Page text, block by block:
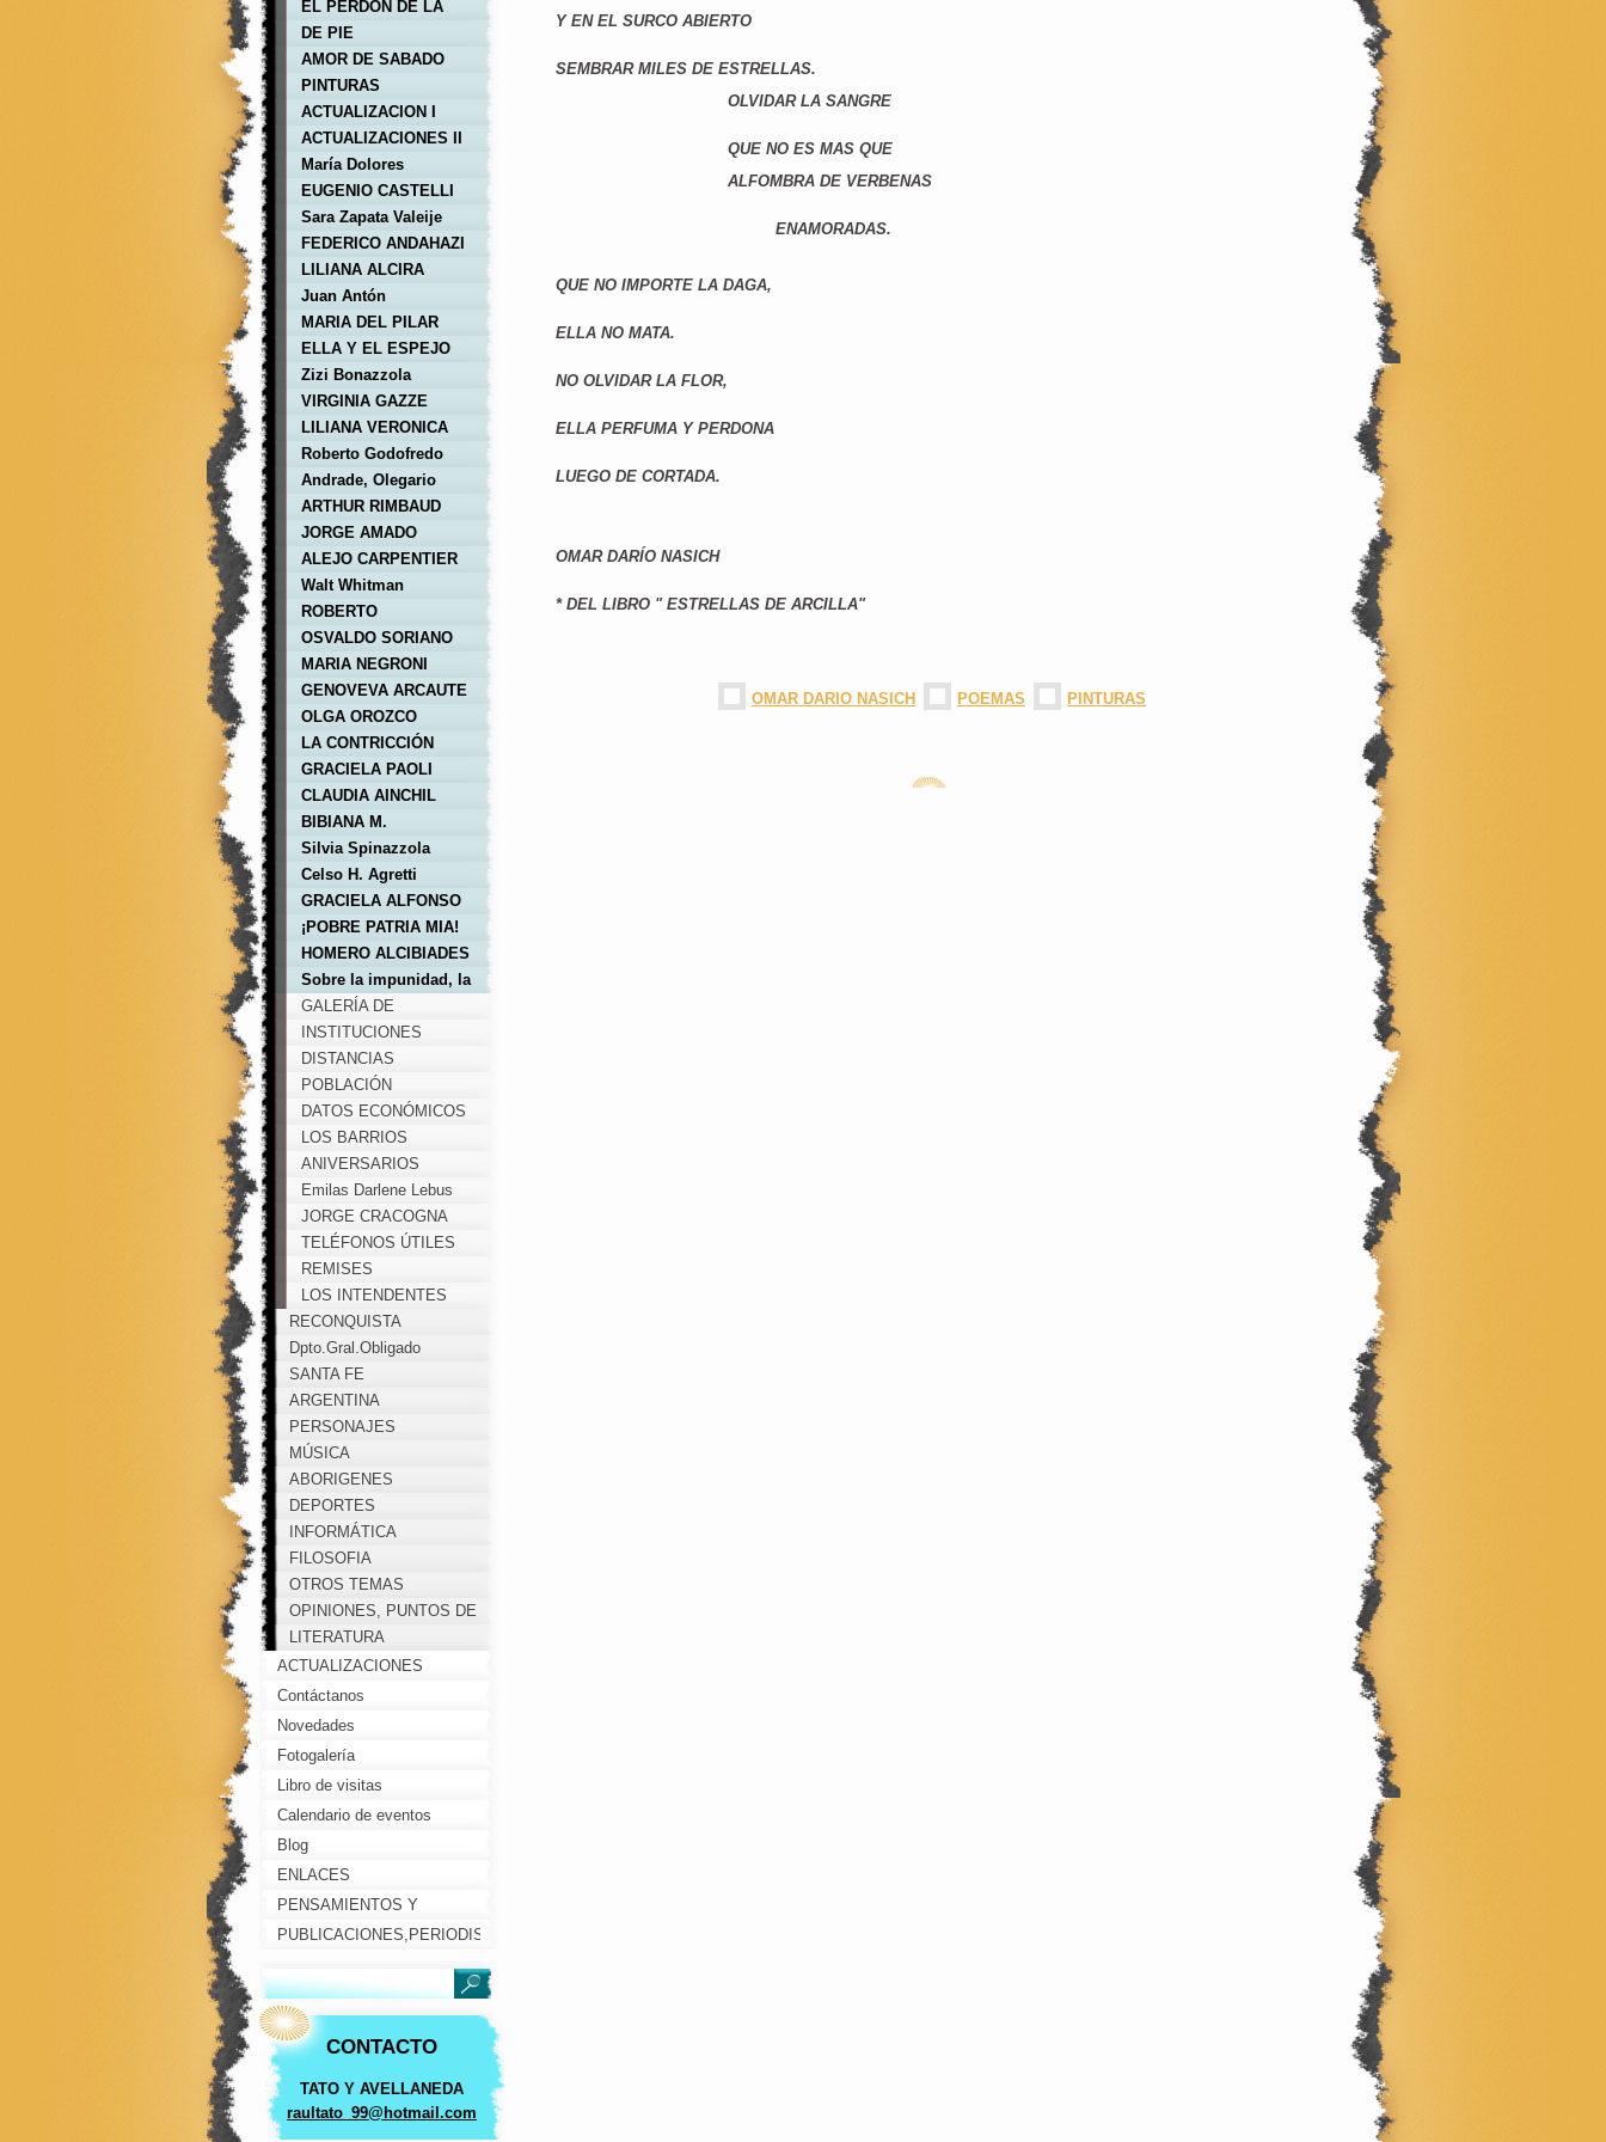
Y EN EL SURCO ABIERTO
SEMBRAR MILES DE ESTRELLAS.
OLVIDAR LA SANGRE
QUE NO ES MAS QUE
ALFOMBRA DE VERBENAS
ENAMORADAS.
QUE NO IMPORTE LA DAGA,
ELLA NO MATA.
NO OLVIDAR LA FLOR,
ELLA PERFUMA Y PERDONA
LUEGO DE CORTADA.
OMAR DARÍO NASICH
* DEL LIBRO " ESTRELLAS DE ARCILLA"
OMAR DARIO NASICH POEMAS PINTURAS
EL PERDON DE LA
FLORl
DE PIE
AMOR DE SABADO
PINTURAS
ACTUALIZACION I
ACTUALIZACIONES II
María Dolores
Foschiatti
EUGENIO CASTELLI
Sara Zapata Valeije
FEDERICO ANDAHAZI
LILIANA ALCIRA
GONZALEZ DE
ZAMBOSCHI
Juan Antón
MARIA DEL PILAR
LENCINA
ELLA Y EL ESPEJO
Zizi Bonazzola
VIRGINIA GAZZE
LILIANA VERONICA
SULLIVAN
Roberto Godofredo
Christophersen Arlt
Andrade, Olegario
Víctor
ARTHUR RIMBAUD
JORGE AMADO
ALEJO CARPENTIER
Walt Whitman
ROBERTO
FONTANARROSA
OSVALDO SORIANO
MARIA NEGRONI
GENOVEVA ARCAUTE
OLGA OROZCO
LA CONTRICCIÓN
GRACIELA PAOLI
CLAUDIA AINCHIL
BIBIANA M.
ALZOGARAY
Silvia Spinazzola
Celso H. Agretti
GRACIELA ALFONSO
¡POBRE PATRIA MIA!
HOMERO ALCIBIADES
RACETO
Sobre la impunidad, la
escritura y el amor
GALERÍA DE
IMÁGENES
INSTITUCIONES
DISTANCIAS
POBLACIÓN
DATOS ECONÓMICOS
LOS BARRIOS
ANIVERSARIOS
Emilas Darlene Lebus
JORGE CRACOGNA
TELÉFONOS ÚTILES
REMISES
LOS INTENDENTES
MUNICIPALES
RECONQUISTA
Dpto.Gral.Obligado
SANTA FE
ARGENTINA
PERSONAJES
MÚSICA
ABORIGENES
DEPORTES
INFORMÁTICA
FILOSOFIA
OTROS TEMAS
OPINIONES, PUNTOS DE
VISTA, COMENTARIOS...
LITERATURA
ACTUALIZACIONES
Contáctanos
Novedades
Fotogalería
Libro de visitas
Calendario de eventos
Blog
ENLACES
PENSAMIENTOS Y
REFLEXIONES
PUBLICACIONES,PERIODISTAS,
CONTACTO
TATO Y AVELLANEDA
raultato _99@hotmail.com